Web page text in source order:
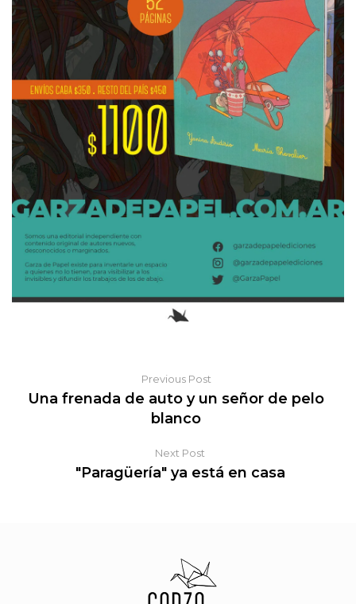
Previous Post
Una frenada de auto y un señor de pelo
blanco
Next Post
"Paragüería" ya está en casa